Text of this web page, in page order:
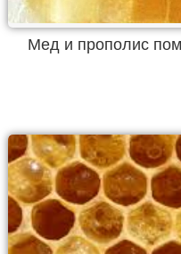
Мед и прополис